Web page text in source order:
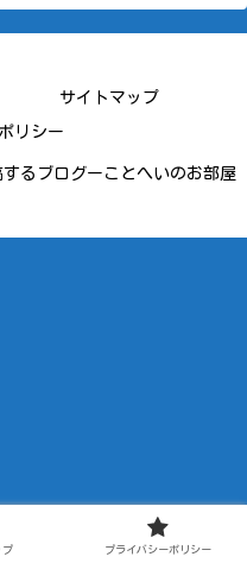
サイトマップ
リシー
るブログーことへいのお部屋
プ プライバシーポリシー